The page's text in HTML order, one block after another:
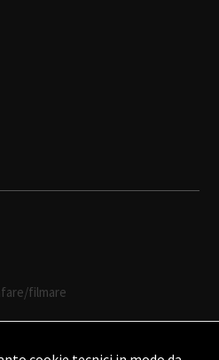
filmare